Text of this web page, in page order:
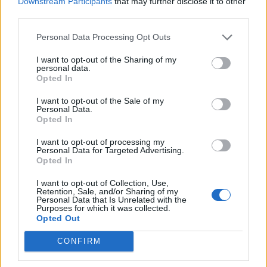
Personal Data Processing Opt Outs
I want to opt-out of the Sharing of my
personal data.
Opted In
I want to opt-out of the Sale of my
Personal Data.
Opted In
I want to opt-out of processing my
Personal Data for Targeted Advertising.
Opted In
I want to opt-out of Collection, Use,
Retention, Sale, and/or Sharing of my
Personal Data that Is Unrelated with the
Purposes for which it was collected.
Opted Out
CONFIRM
πεθερά, ο πεθερός μου και η αδελφή
της Κατερίνας. Είναι ασφαλείς. Τα
ξημερώματα της Πέμπτης 7/9 ήχησε
το 112, συγκεντρώθηκαν ηλικιωμένοι
και παιδιά, τους έβαλαν σε ένα
στο βουνό. Μου τηλεφώνησε ο
πεθερός μου πριν από λίγο και μου
είπε ότι δεν έχουν καθόλου νερό, ούτε
ρεύμα. Όλο το χωριό καταστράφηκε.
460 οικογένειες. Το σπίτι του πεθερού